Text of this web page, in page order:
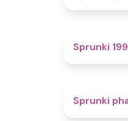
Sprunki
Sprunki